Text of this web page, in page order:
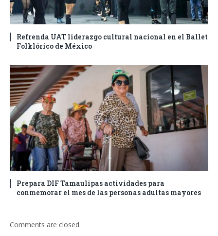
Refrenda UAT liderazgo cultural nacional en el Ballet
Folklórico de México
Prepara DIF Tamaulipas actividades para
conmemorar el mes de las personas adultas mayores
Comments are closed.